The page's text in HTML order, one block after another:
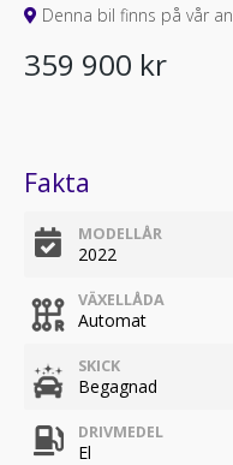
Denna bil finns på vår
359 900 kr
Fakta
MODELLÅR
2022
VÄXELLÅDA
Automat
SKICK
Begagnad
DRIVMEDEL
El